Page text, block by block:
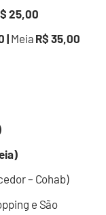
25,00
|Meia R$ 35,00
– Cohab)
e São